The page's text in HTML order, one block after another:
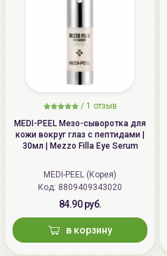
/ 1 отзыв
MEDI-PEEL Мезо-сыворотка для
кожи вокруг глаз с пептидами |
30мл | Mezzo Filla Eye Serum
MEDI-PEEL (Корея)
Код: 8809409343020
84.90 руб.
в корзину